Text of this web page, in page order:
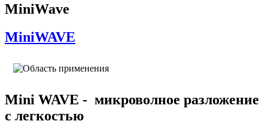
MiniWave
MiniWAVE
Mini WAVE - микроволное разложение
с легкостью